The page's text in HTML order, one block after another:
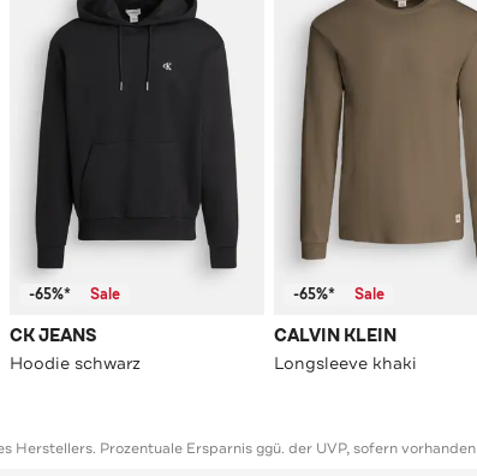
-65%* Sale
CK JEANS
Hoodie schwarz
-65%* Sale
CALVIN KLEIN
Longsleeve khaki
Herstellers. Prozentuale Ersparnis ggü. der UVP, sofern vorhanden